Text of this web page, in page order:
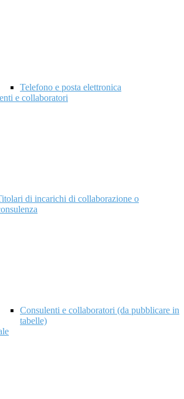
Telefono e posta elettronica
e collaboratori
di incarichi di collaborazione o
Consulenti e collaboratori (da pubblicare in
tabelle)